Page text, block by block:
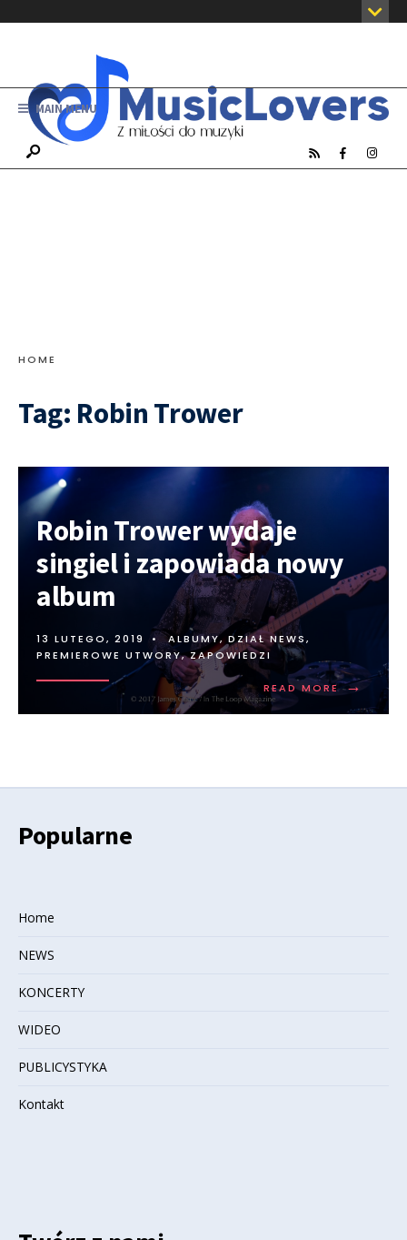
MAIN MENU
HOME
Tag: Robin Trower
Robin Trower wydaje
singiel i zapowiada nowy
album
13 LUTEGO, 2019 • ALBUMY, DZIAŁ NEWS,
PREMIEROWE UTWORY,ZAPOWIEDZI
READ MORE →
Popularne
Home
NEWS
KONCERTY
WIDEO
PUBLICYSTYKA
Kontakt